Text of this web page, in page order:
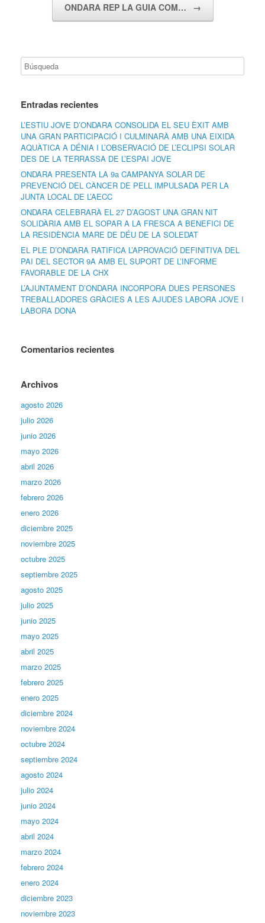
ONDARA REP LA GUIA COM… →
Entradas recientes
L’ESTIU JOVE D’ONDARA CONSOLIDA EL SEU ÈXIT AMB
UNA GRAN PARTICIPACIÓ I CULMINARÀ AMB UNA EIXIDA
AQUÀTICA A DÉNIA I L’OBSERVACIÓ DE L’ECLIPSI SOLAR
DES DE LA TERRASSA DE L’ESPAI JOVE
ONDARA PRESENTA LA 9a CAMPANYA SOLAR DE
PREVENCIÓ DEL CÀNCER DE PELL IMPULSADA PER LA
JUNTA LOCAL DE L’AECC
ONDARA CELEBRARÀ EL 27 D’AGOST UNA GRAN NIT
SOLIDÀRIA AMB EL SOPAR A LA FRESCA A BENEFICI DE
LA RESIDÈNCIA MARE DE DÉU DE LA SOLEDAT
EL PLE D’ONDARA RATIFICA L’APROVACIÓ DEFINITIVA DEL
PAI DEL SECTOR 9A AMB EL SUPORT DE L’INFORME
FAVORABLE DE LA CHX
L’AJUNTAMENT D’ONDARA INCORPORA DUES PERSONES
TREBALLADORES GRÀCIES A LES AJUDES LABORA JOVE I
LABORA DONA
Comentarios recientes
Archivos
agosto 2026
julio 2026
junio 2026
mayo 2026
abril 2026
marzo 2026
febrero 2026
enero 2026
diciembre 2025
noviembre 2025
octubre 2025
septiembre 2025
agosto 2025
julio 2025
junio 2025
mayo 2025
abril 2025
marzo 2025
febrero 2025
enero 2025
diciembre 2024
noviembre 2024
octubre 2024
septiembre 2024
agosto 2024
julio 2024
junio 2024
mayo 2024
abril 2024
marzo 2024
febrero 2024
enero 2024
diciembre 2023
noviembre 2023